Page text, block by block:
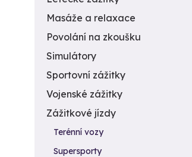
Masáže a relaxace
Povolání na zkoušku
Simulátory
Sportovní zážitky
Vojenské zážitky
Zážitkové jízdy
Terénní vozy
Supersporty